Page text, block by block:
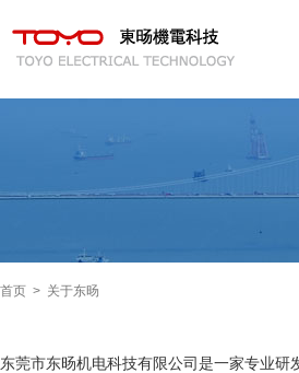
首页 > 关于东旸
东莞市东旸机电科技有限公司是一家专业